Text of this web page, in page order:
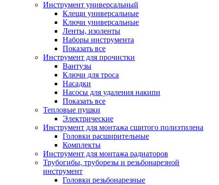
Инструмент универсальный
Клещи универсальные
Ключи универсальные
Ленты, изоленты
Наборы инструмента
Показать все
Инструмент для прочистки
Вантузы
Ключи для троса
Насадки
Насосы для удаления накипи
Показать все
Тепловые пушки
Электрические
Инструмент для монтажа сшитого полиэтилена
Головки расширительные
Комплекты
Инструмент для монтажа радиаторов
Трубогибы, труборезы и резьбонарезной
инструмент
Головки резьбонарезные